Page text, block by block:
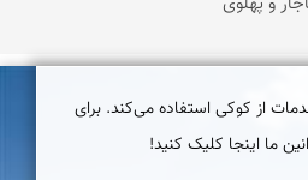
از کوکی استفاده می‌کند. برای
ما اینجا کلیک کنید!